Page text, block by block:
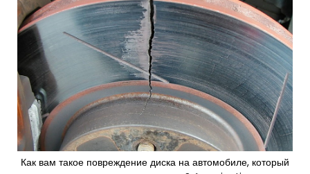
Как вам такое повреждение диска на автомобиле, который